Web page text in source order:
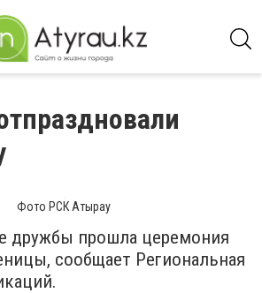
Фото РСК Атырау
дружбы прошла церемония
сообщает Региональная